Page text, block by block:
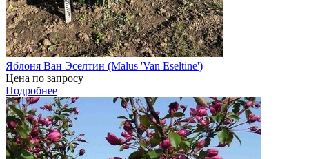
Яблоня Ван Эселтин (Malus 'Van Eseltine')
Цена по запросу
Подробнее